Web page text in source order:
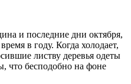
и последние дни октября,
в году. Когда холодает,
листву деревья одеты
что бесподобно на фоне